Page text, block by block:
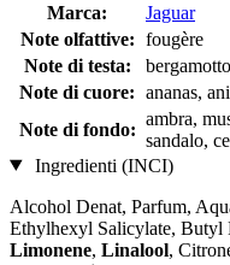
Marca:
Jaguar
Note olfattive: fougère
Note di testa:
Note di cuore: ananas,
Note di fondo:
ambra,
sandalo,
Ingredienti (INCI)
Alcohol Denat, Parfum,
Ethylhexyl Salicylate, Butyl
Limonene, Linalool,